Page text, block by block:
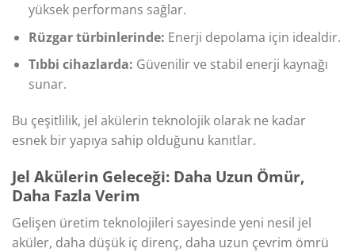
yüksek performans sağlar.
Rüzgar türbinlerinde: Enerji depolama için idealdir.
Tıbbi cihazlarda: Güvenilir ve stabil enerji kaynağı
sunar.
Bu çeşitlilik, jel akülerin teknolojik olarak ne kadar
esnek bir yapıya sahip olduğunu kanıtlar.
Jel Akülerin Geleceği: Daha Uzun Ömür,
Daha Fazla Verim
Gelişen üretim teknolojileri sayesinde yeni nesil jel
aküler, daha düşük iç direnç, daha uzun çevrim ömrü